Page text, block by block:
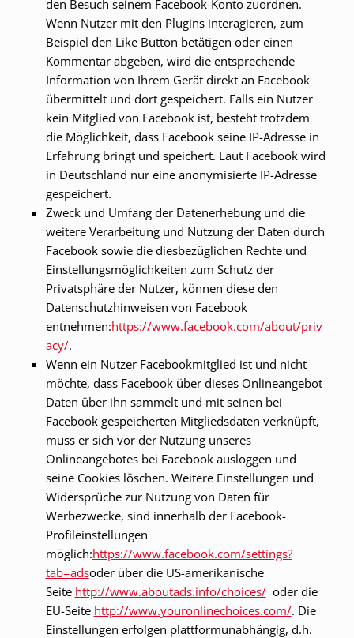
den Besuch seinem Facebook-Konto zuordnen.
Wenn Nutzer mit den Plugins interagieren, zum
Beispiel den Like Button betätigen oder einen
Kommentar abgeben, wird die entsprechende
Information von Ihrem Gerät direkt an Facebook
übermittelt und dort gespeichert. Falls ein Nutzer
kein Mitglied von Facebook ist, besteht trotzdem
die Möglichkeit, dass Facebook seine IP-Adresse in
Erfahrung bringt und speichert. Laut Facebook wird
in Deutschland nur eine anonymisierte IP-Adresse
gespeichert.
Zweck und Umfang der Datenerhebung und die
weitere Verarbeitung und Nutzung der Daten durch
Facebook sowie die diesbezüglichen Rechte und
Einstellungsmöglichkeiten zum Schutz der
Privatsphäre der Nutzer, können diese den
Datenschutzhinweisen von Facebook
entnehmen:https://www.facebook.com/about/priv
acy/.
Wenn ein Nutzer Facebookmitglied ist und nicht
möchte, dass Facebook über dieses Onlineangebot
Daten über ihn sammelt und mit seinen bei
Facebook gespeicherten Mitgliedsdaten verknüpft,
muss er sich vor der Nutzung unseres
Onlineangebotes bei Facebook ausloggen und
seine Cookies löschen. Weitere Einstellungen und
Widersprüche zur Nutzung von Daten für
Werbezwecke, sind innerhalb der Facebook-
Profileinstellungen
möglich:https://www.facebook.com/settings?
tab=adsoder über die US-amerikanische
Seite http://www.aboutads.info/choices/oder die
EU-Seite http://www.youronlinechoices.com/. Die
Einstellungen erfolgen plattformunabhängig, d.h.